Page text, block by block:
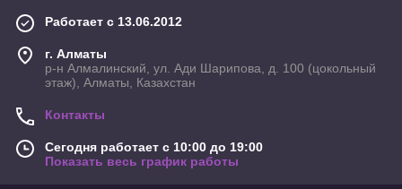
Работает с 13.06.2012
г. Алматы
р-н Алмалинский, ул. Ади Шарипова, д. 100 (цокольный
этаж), Алматы, Казахстан
Контакты
Сегодня работает с 10:00 до 19:00
Показать весь график работы